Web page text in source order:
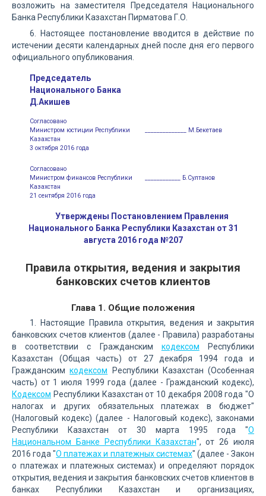
возложить на заместителя Председателя Национального
Банка Республики Казахстан Пирматова Г.О.
6. Настоящее постановление вводится в действие по
истечении десяти календарных дней после дня его первого
официального опубликования.
Председатель
Национального Банка
Д.Акишев
Согласовано
Министром юстиции Республики
Казахстан
3 октября 2016 года
______________ М.Бекетаев
Согласовано
Министром финансов Республики
Казахстан
21 сентября 2016 года
____________ Б.Султанов
Утверждены Постановлением Правления
Национального Банка Республики Казахстан от 31
августа 2016 года №207
Правила открытия, ведения и закрытия
банковских счетов клиентов
Глава 1. Общие положения
1. Настоящие Правила открытия, ведения и закрытия
банковских счетов клиентов (далее - Правила) разработаны
в соответствии с Гражданским кодексом Республики
Казахстан (Общая часть) от 27 декабря 1994 года и
Гражданскимкодексом Республики Казахстан (Особенная
часть) от 1 июля 1999 года (далее - Гражданский кодекс),
Кодексом Республики Казахстан от 10 декабря 2008 года "О
налогах и других обязательных платежах в бюджет"
(Налоговый кодекс) (далее - Налоговый кодекс), законами
Республики Казахстан от 30 марта 1995 года "О
Национальном Банке Республики Казахстан", от 26 июля
2016 года "О платежах и платежных системах" (далее - Закон
о платежах и платежных системах) и определяют порядок
открытия, ведения и закрытия банковских счетов клиентов в
банках Республики Казахстан и организациях,